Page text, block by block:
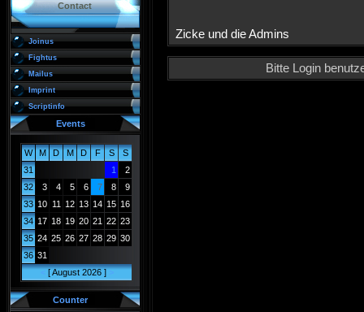
Contact
Joinus
Fightus
Mailus
Imprint
Scriptinfo
Events
W M D M D F S
S
31
1
2
32
3 4 5 6 7 8
9
33 10 11 12 13 14 15 16
34 17 18 19 20 21 22 23
35 24 25 26 27 28 29 30
36 31
<[ August 2026 ] >
Counter
Zicke und die Admins
Bitte Login